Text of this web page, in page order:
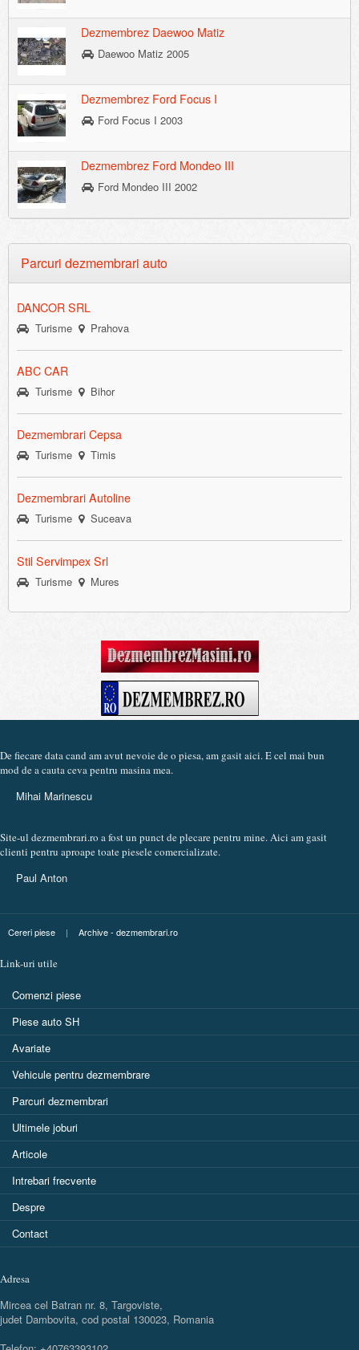
Dezmembrez Daewoo Matiz
Daewoo Matiz 2005
Dezmembrez Ford Focus I
Ford Focus I 2003
Dezmembrez Ford Mondeo III
Ford Mondeo III 2002
Parcuri dezmembrari auto
DANCOR SRL
Turisme Prahova
ABC CAR
Turisme Bihor
Dezmembrari Cepsa
Turisme Timis
Dezmembrari Autoline
Turisme Suceava
Stil Servimpex Srl
Turisme Mures
De fiecare data cand am avut nevoie de o piesa, am gasit aici. E cel mai bun
mod de a cauta ceva pentru masina mea.
Mihai Marinescu
Site-ul dezmembrari.ro a fost un punct de plecare pentru mine. Aici am gasit
clienti pentru aproape toate piesele comercializate.
Paul Anton
Cereri piese | Archive - dezmembrari.ro
Link-uri utile
Comenzi piese
Piese auto SH
Avariate
Vehicule pentru dezmembrare
Parcuri dezmembrari
Ultimele joburi
Articole
Intrebari frecvente
Despre
Contact
Adresa
Mircea cel Batran nr. 8, Targoviste,
judet Dambovita, cod postal 130023, Romania